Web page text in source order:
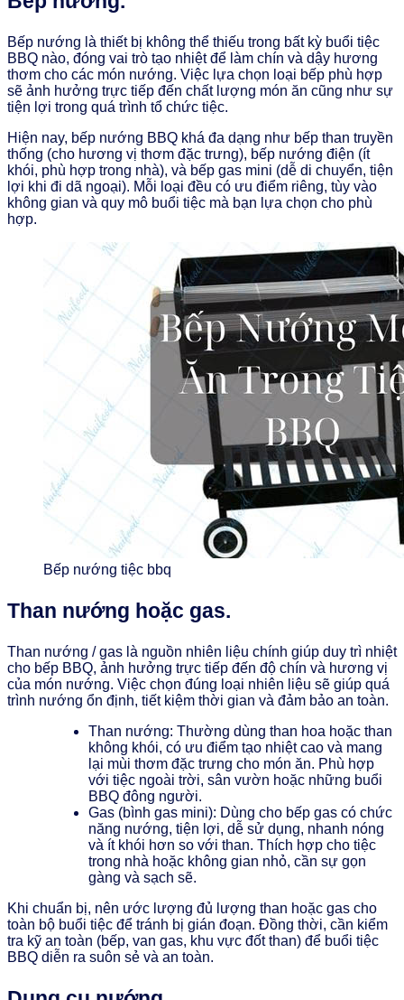
Bếp nướng là thiết bị không thể thiếu trong bất kỳ buổi tiệc
BBQ nào, đóng vai trò tạo nhiệt để làm chín và dậy hương
thơm cho các món nướng. Việc lựa chọn loại bếp phù hợp
sẽ ảnh hưởng trực tiếp đến chất lượng món ăn cũng như sự
tiện lợi trong quá trình tổ chức tiệc.
Hiện nay, bếp nướng BBQ khá đa dạng như bếp than truyền
thống (cho hương vị thơm đặc trưng), bếp nướng điện (ít
khói, phù hợp trong nhà), và bếp gas mini (dễ di chuyển, tiện
lợi khi đi dã ngoại). Mỗi loại đều có ưu điểm riêng, tùy vào
không gian và quy mô buổi tiệc mà bạn lựa chọn cho phù
hợp.
Bếp nướng tiệc bbq
Than nướng hoặc gas.
Than nướng / gas là nguồn nhiên liệu chính giúp duy trì nhiệt
cho bếp BBQ, ảnh hưởng trực tiếp đến độ chín và hương vị
của món nướng. Việc chọn đúng loại nhiên liệu sẽ giúp quá
trình nướng ổn định, tiết kiệm thời gian và đảm bảo an toàn.
Than nướng: Thường dùng than hoa hoặc than
không khói, có ưu điểm tạo nhiệt cao và mang
lại mùi thơm đặc trưng cho món ăn. Phù hợp
với tiệc ngoài trời, sân vườn hoặc những buổi
BBQ đông người.
Gas (bình gas mini): Dùng cho bếp gas có chức
năng nướng, tiện lợi, dễ sử dụng, nhanh nóng
và ít khói hơn so với than. Thích hợp cho tiệc
trong nhà hoặc không gian nhỏ, cần sự gọn
gàng và sạch sẽ.
Khi chuẩn bị, nên ước lượng đủ lượng than hoặc gas cho
toàn bộ buổi tiệc để tránh bị gián đoạn. Đồng thời, cần kiểm
tra kỹ an toàn (bếp, van gas, khu vực đốt than) để buổi tiệc
BBQ diễn ra suôn sẻ và an toàn.